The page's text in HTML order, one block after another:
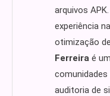
arquivos
experiência
otimização
Ferreira é
comunidades
auditoria de